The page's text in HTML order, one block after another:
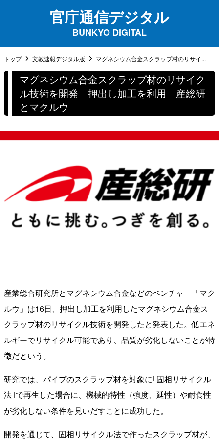
官庁通信デジタル
BUNKYO DIGITAL
トップ 文教速報デジタル版 マグネシウム合金スクラップ材のリサイ...
マグネシウム合金スクラップ材のリサイク
ル技術を開発 押出し加工を利用 産総研
とマクルウ
産業総合研究所とマグネシウム合金などのベンチャー「マク
ルウ」は16日、押出し加工を利用したマグネシウム合金ス
クラップ材のリサイクル技術を開発したと発表した。低エネ
ルギーでリサイクル可能であり、品質が劣化しないことが特
徴だという。
研究では、パイプのスクラップ材を対象に｢固相リサイクル
法｣で再生した場合に、機械的特性（強度、延性）や耐食性
が劣化しない条件を見いだすことに成功した。
開発を通じて、固相リサイクル法で作ったスクラップ材が、